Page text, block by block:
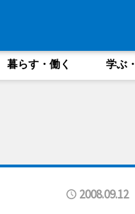
暮らす・働く 学ぶ
2008.09.12